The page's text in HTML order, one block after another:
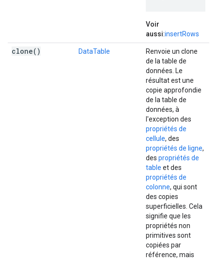
Voir
aussi:insertRows
clone( ) DataTable
Renvoie un clone
de la table de
données. Le
résultat est une
copie approfondie
de la table de
données, à
l'exception des
propriétés de
cellule, des
propriétés de ligne,
des propriétés de
table et des
propriétés de
colonne, qui sont
des copies
superficielles. Cela
signifie que les
propriétés non
primitives sont
copiées par
référence, mais